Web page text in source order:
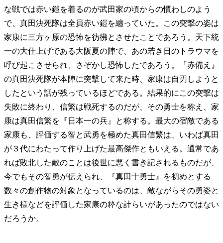
な戦では赤い鎧を着るのが武田家の頃からの慣わしのよう
で、真田決死隊は全員赤い鎧を纏っていた。この突撃の姿は
家康に三方ヶ原の恐怖を彷彿とさせたことであろう。天下統
一の大仕上げである大阪夏の陣で、あの若き日のトラウマを
呼び起こさせられ、さぞかし恐怖したであろう。『赤備え』
の真田決死隊が本陣に突撃して来た時、家康は自刃しようと
したという話が残っているほどである。結果的にこの突撃は
失敗に終わり、信繁は戦死するのだが、その勇士を称え、家
康は真田信繁を『日本一の兵』と称する。最大の宿敵である
家康も、評価する智と武勇を極めた真田信繁は、いわば真田
が３代にわたって作り上げた最高傑作ともいえる。通常であ
れば敗北した敵のことは後世に悪く書き記されるものだが、
今でもその智勇が伝えられ、『真田十勇士』を初めとする
数々の創作物の対象となっているのは、敵ながらその勇姿と
生き様などを評価した家康の粋な計らいがあったのではない
だろうか。